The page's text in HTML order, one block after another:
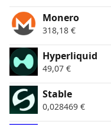
Monero
318,18 €
Hyperliquid
49,07 €
​​Stable
0,028469 €